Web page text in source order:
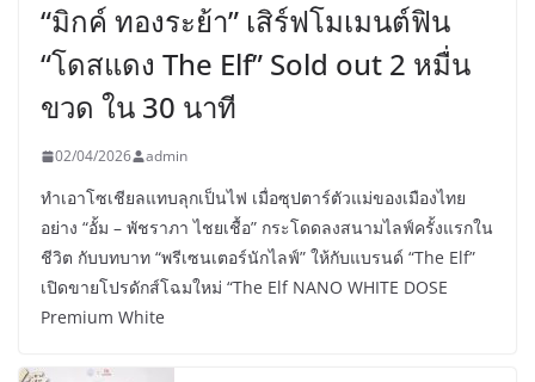
“มิกค์ ทองระย้า” เสิร์ฟโมเมนต์ฟิน
“โดสแดง The Elf” Sold out 2 หมื่น
ขวด ใน 30 นาที
02/04/2026 admin
ทำเอาโซเชียลแทบลุกเป็นไฟ เมื่อซุปตาร์ตัวแม่ของเมืองไทย
อย่าง “อั้ม – พัชราภา ไชยเชื้อ” กระโดดลงสนามไลฟ์ครั้งแรกใน
ชีวิต กับบทบาท “พรีเซนเตอร์นักไลฟ์” ให้กับแบรนด์ “The Elf”
เปิดขายโปรดักส์โฉมใหม่ “The Elf NANO WHITE DOSE
Premium White